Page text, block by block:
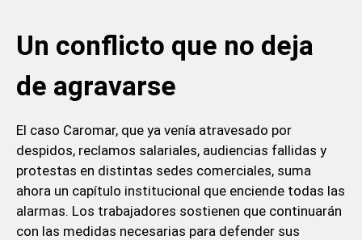
Un conflicto que no deja
de agravarse
El caso Caromar, que ya venía atravesado por
despidos, reclamos salariales, audiencias fallidas y
protestas en distintas sedes comerciales, suma
ahora un capítulo institucional que enciende todas las
alarmas. Los trabajadores sostienen que continuarán
con las medidas necesarias para defender sus